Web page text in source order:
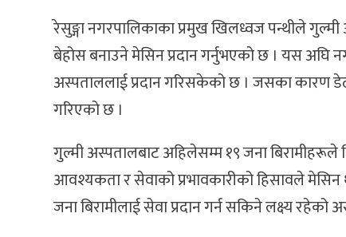
रेसुङ्गा नगरपालिकाका प्रमुख खिलध्वज पन्थीले
बेहोस बनाउने मेसिन प्रदान गर्नुभएको छ । यस
अस्पताललाई प्रदान गरिसकेको छ । जसका कारण डेढ
गरिएको छ ।
गुल्मी अस्पतालबाट अहिलेसम्म १९ जना बिरामीहरूले
आवश्यकता र सेवाको प्रभावकारीको हिसावले
जना बिरामीलाई सेवा प्रदान गर्न सकिने लक्ष्य